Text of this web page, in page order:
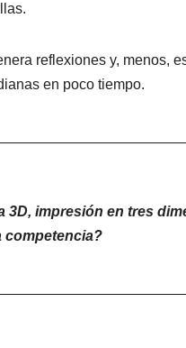
reflexiones y, menos,
en poco tiempo.
3D, impresión en tres
competencia?